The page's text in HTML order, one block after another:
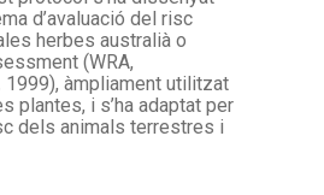
d’avaluació del risc
herbes australià o
(WRA,
1999), àmpliament utilitzat
plantes, i s’ha adaptat per
dels animals terrestres i